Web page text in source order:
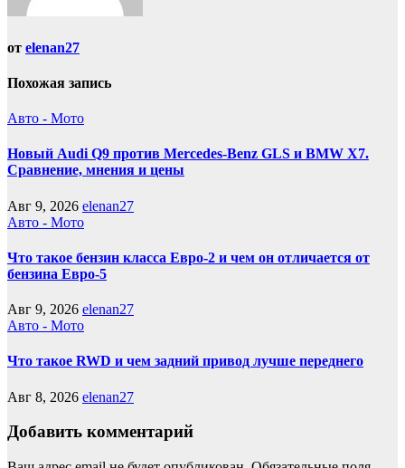
от elenan27
Похожая запись
Авто - Мото
Новый Audi Q9 против Mercedes-Benz GLS и BMW X7.
Сравнение, мнения и цены
Авг 9, 2026 elenan27
Авто - Мото
Что такое бензин класса Евро-2 и чем он отличается от
бензина Евро-5
Авг 9, 2026 elenan27
Авто - Мото
Что такое RWD и чем задний привод лучше переднего
Авг 8, 2026 elenan27
Добавить комментарий